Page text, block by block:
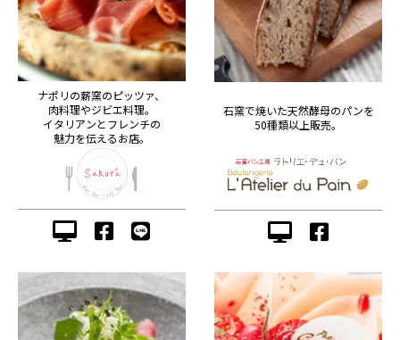
ナポリの薪窯のピッツァ、
肉料理やジビエ料理。
イタリアンとフレンチの
魅力を伝えるお店。
石窯で焼いた天然酵母のパンを
50種類以上販売。